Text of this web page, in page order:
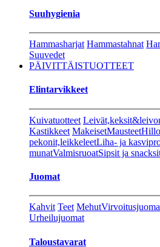
Suuhygienia
Hammasharjat Hammastahnat
Suuvedet
PÄIVITTÄISTUOTTEET
Elintarvikkeet
Kuivatuotteet
Kastikkeet MakeisetMausteet
pekonit,leikkeleetLiha- ja
munatValmisruoatSipsit ja
Juomat
Kahvit Teet Mehut
Urheilujuomat
Taloustavarat